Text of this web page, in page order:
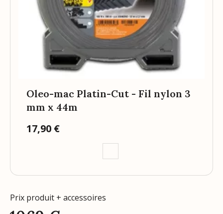
Oleo-mac Platin-Cut - Fil nylon 3
mm x 44m
Prix
17,90 €
Prix produit + accessoires